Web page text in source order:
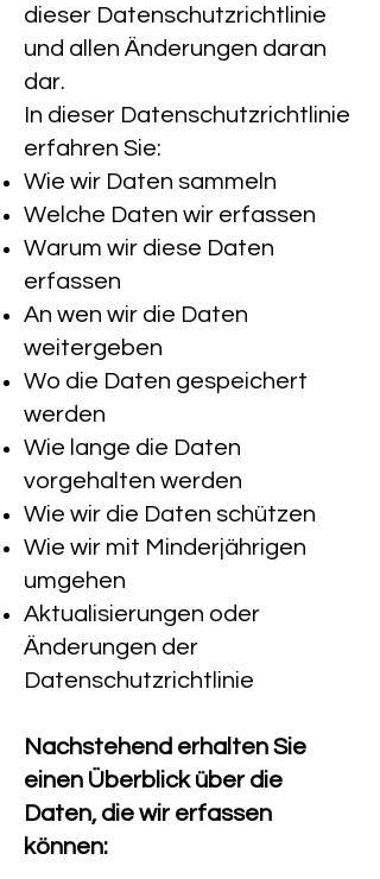
dieser Datenschutzrichtlinie
und allen Änderungen daran
dar.
In dieser Datenschutzrichtlinie
erfahren Sie:
Wie wir Daten sammeln
Welche Daten wir erfassen
Warum wir diese Daten
erfassen
An wen wir die Daten
weitergeben
Wo die Daten gespeichert
werden
Wie lange die Daten
vorgehalten werden
Wie wir die Daten schützen
Wie wir mit Minderjährigen
umgehen
Aktualisierungen oder
Änderungen der
Datenschutzrichtlinie
Nachstehend erhalten Sie
einen Überblick über die
Daten, die wir erfassen
können: